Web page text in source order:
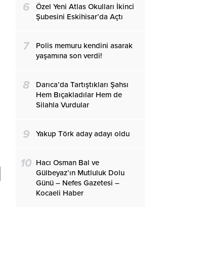
6
Özel Yeni Atlas Okulları İkinci
Şubesini Eskihisar’da Açtı
7
Polis memuru kendini asarak
yaşamına son verdi!
8
Darıca’da Tartıştıkları Şahsı
Hem Bıçakladılar Hem de
Silahla Vurdular
9 Yakup Törk aday adayı oldu
10 Hacı Osman Bal ve
Gülbeyaz’ın Mutluluk Dolu
Günü – Nefes Gazetesi –
Kocaeli Haber